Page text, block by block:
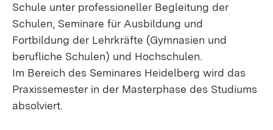
Schule unter professioneller Begleitung der
Schulen, Seminare für Ausbildung und
Fortbildung der Lehrkräfte (Gymnasien und
berufliche Schulen) und Hochschulen.
Im Bereich des Seminares Heidelberg wird das
Praxissemester in der Masterphase des Studiums
absolviert.